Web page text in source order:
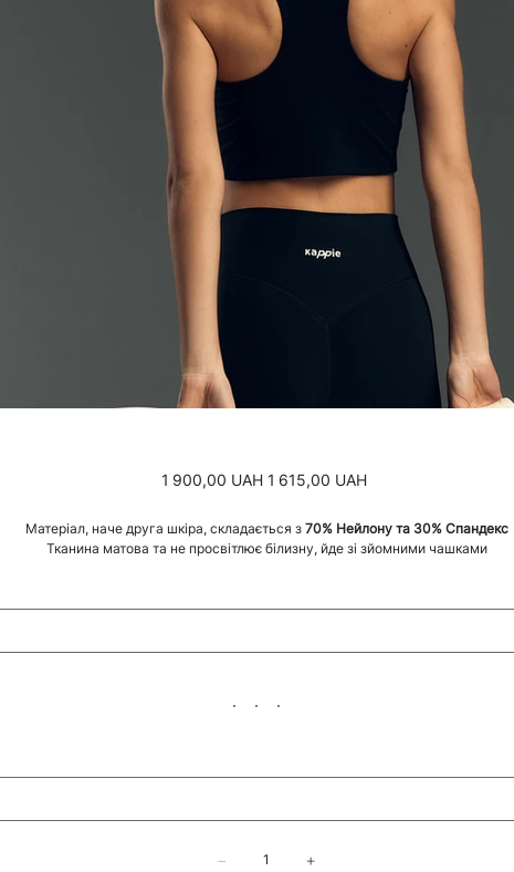
Звичайна
ціна
1 900,00 UAH Ціна
зі
1 615,00 UAH
Матеріал, наче друга шкіра, складається з70% Нейлону та 30% Спандекс
Тканина матова та не просвітлює білизну, йде зі зйомними чашками